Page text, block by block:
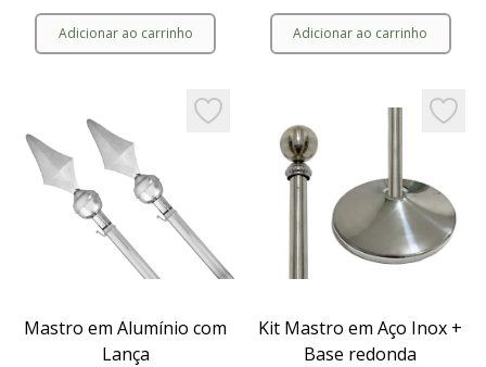
Adicionar ao carrinhoMastro em Madeira com LançaAdicionar ao carrinho
Mastro em Madeira
Add to favorites
Mastro em Alumínio com
Lança
Add
Kit Mastro em Aço Inox +
Base redonda